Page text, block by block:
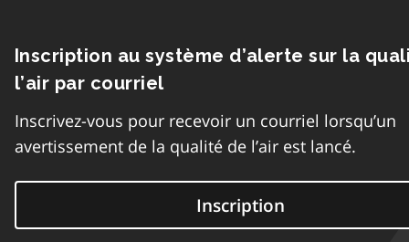
Inscription au système d’alerte sur la
l’air par courriel
Inscrivez-vous pour recevoir un courriel lorsqu’un
avertissement de la qualité de l’air est lancé.
Inscription